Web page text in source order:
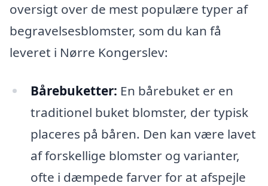
oversigt over de mest populære typer af
begravelsesblomster, som du kan få
leveret i Nørre Kongerslev:
Bårebuketter: En bårebuket er en
traditionel buket blomster, der typisk
placeres på båren. Den kan være lavet
af forskellige blomster og varianter,
ofte i dæmpede farver for at afspejle